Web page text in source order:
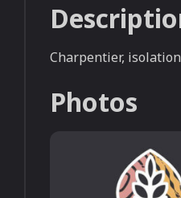
Charpentier,
Photos